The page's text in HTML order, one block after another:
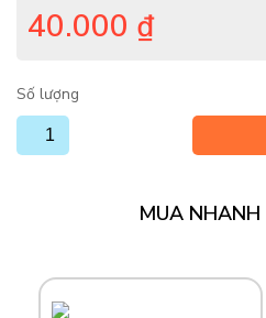
40.000 ₫
Số lượng
MUA NHANH